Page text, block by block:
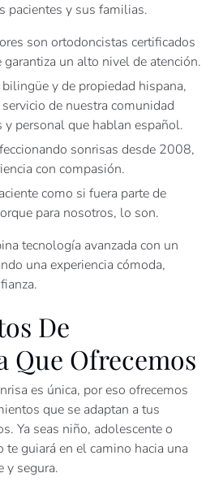
pacientes y sus familias.
son ortodoncistas certificados
un alto nivel de atención.
y de propiedad hispana,
de nuestra comunidad
y personal que hablan español.
sonrisas desde 2008,
con compasión.
como si fuera parte de
para nosotros, lo son.
tecnología avanzada con un
una experiencia cómoda,
De
Que Ofrecemos
es única, por eso ofrecemos
que se adaptan a tus
Ya seas niño, adolescente o
guiará en el camino hacia una
y segura.